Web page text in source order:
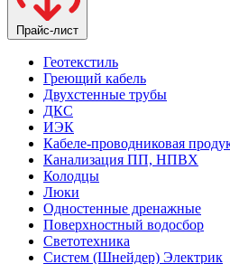
Прайс-лист
Геотекстиль
Греющий кабель
Двухстенные трубы
ДКС
ИЭК
Кабеле-проводниковая
Канализация ПП, НПВХ
Колодцы
Люки
Одностенные дренажные
Поверхностный водосбор
Светотехника
Систем (Шнейдер) Электрик